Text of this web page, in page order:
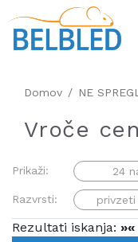
Domov NE
Vroče
Prikaži:
Razvrsti:
Rezultati iskanja: »«